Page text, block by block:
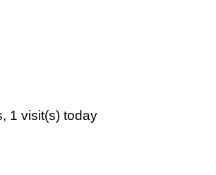
1 visit(s) today